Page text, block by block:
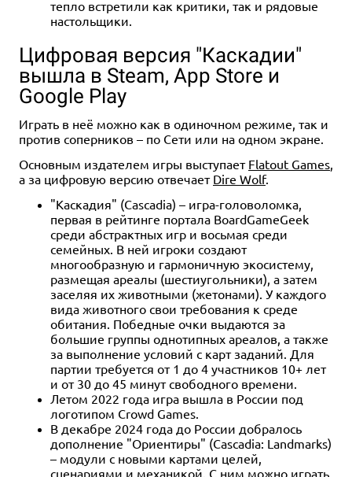
тепло встретили как критики, так и рядовые
настольщики.
Цифровая версия "Каскадии"
вышла в Steam, App Store и
Google Play
Играть в неё можно как в одиночном режиме, так и
против соперников – по Сети или на одном экране.
Основным издателем игры выступает Flatout Games,
а за цифровую версию отвечает Dire Wolf.
"Каскадия" (Cascadia) – игра-головоломка,
первая в рейтинге портала BoardGameGeek
среди абстрактных игр и восьмая среди
семейных. В ней игроки создают
многообразную и гармоничную экосистему,
размещая ареалы (шестиугольники), а затем
заселяя их животными (жетонами). У каждого
вида животного свои требования к среде
обитания. Победные очки выдаются за
большие группы однотипных ареалов, а также
за выполнение условий с карт заданий. Для
партии требуется от 1 до 4 участников 10+ лет
и от 30 до 45 минут свободного времени.
Летом 2022 года игра вышла в России под
логотипом Crowd Games.
В декабре 2024 года до России добралось
дополнение "Ориентиры" (Cascadia: Landmarks)
– модули с новыми картами целей,
сценариями и механикой. С ним можно играть